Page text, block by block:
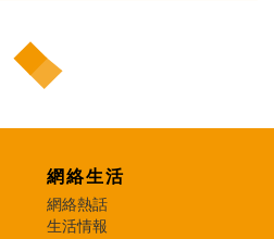
網絡生活
網絡熱話
生活情報